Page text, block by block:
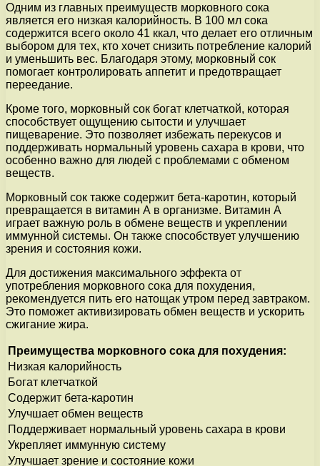
Одним из главных преимуществ морковного сока
является его низкая калорийность. В 100 мл сока
содержится всего около 41 ккал, что делает его отличным
выбором для тех, кто хочет снизить потребление калорий
и уменьшить вес. Благодаря этому, морковный сок
помогает контролировать аппетит и предотвращает
переедание.
Кроме того, морковный сок богат клетчаткой, которая
способствует ощущению сытости и улучшает
пищеварение. Это позволяет избежать перекусов и
поддерживать нормальный уровень сахара в крови, что
особенно важно для людей с проблемами с обменом
веществ.
Морковный сок также содержит бета-каротин, который
превращается в витамин А в организме. Витамин А
играет важную роль в обмене веществ и укреплении
иммунной системы. Он также способствует улучшению
зрения и состояния кожи.
Для достижения максимального эффекта от
употребления морковного сока для похудения,
рекомендуется пить его натощак утром перед завтраком.
Это поможет активизировать обмен веществ и ускорить
сжигание жира.
Преимущества морковного сока для похудения:
Низкая калорийность
Богат клетчаткой
Содержит бета-каротин
Улучшает обмен веществ
Поддерживает нормальный уровень сахара в крови
Укрепляет иммунную систему
Улучшает зрение и состояние кожи